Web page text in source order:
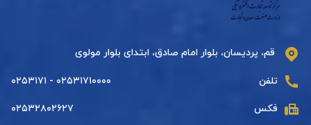
قم، پردیسان، بلوار امام صادق، ابتدای بلوار مولوی
تلفن ۰۲۵۳۱۷۱۰۰۰۰ - ۰۲۵۳۱۷۱
فکس ۰۲۵۳۲۸۰۲۶۲۷